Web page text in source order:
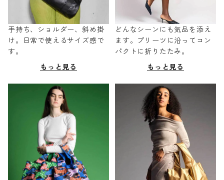
手持ち、ショルダー、斜め掛
け。日常で使えるサイズ感で
す。
もっと見る
どんなシーンにも気品を添え
ます。プリーツに沿ってコン
パクトに折りたたみ。
もっと見る